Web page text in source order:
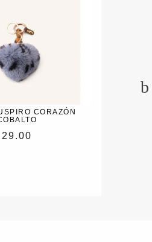
CORAZÓN
29.00